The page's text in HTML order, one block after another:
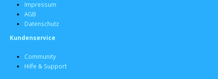
Impressum
AGB
Datenschutz
Kundenservice
Community
Hilfe & Support